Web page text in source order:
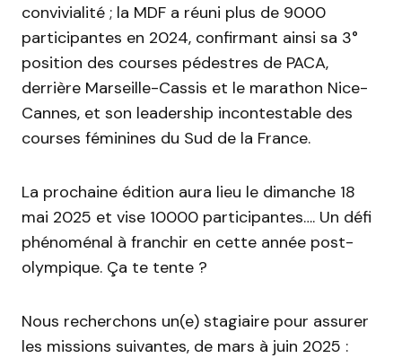
convivialité ; la MDF a réuni plus de 9000
participantes en 2024, confirmant ainsi sa 3°
position des courses pédestres de PACA,
derrière Marseille-Cassis et le marathon Nice-
Cannes, et son leadership incontestable des
courses féminines du Sud de la France.
La prochaine édition aura lieu le dimanche 18
mai 2025 et vise 10000 participantes…. Un défi
phénoménal à franchir en cette année post-
olympique. Ça te tente ?
Nous recherchons un(e) stagiaire pour assurer
les missions suivantes, de mars à juin 2025 :